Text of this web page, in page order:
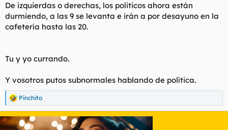
:
De izquierdas o derechas, los politicos ahora están
durmiendo, a las 9 se levanta e irán a por desayuno en la
cafetería hasta las 20.
Tu y yo currando.
Y vosotros putos subnormales hablando de política.
R
e
a
c
Pinchito